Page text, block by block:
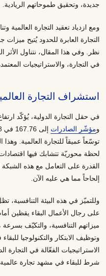
جديدة، وتحقيق طموحاتهم الريادية.
ومع ازدياد تعقيد التجارة العالمية
التجارة العابرة للحدود يُتيح
نظر. وفي هذا المقال، نتناول
في التجارة، والاستراتيجيات
استشراف التجارة
في حقل التجارة الدولية، يُؤكّد
ومؤشّر الصادرات
توسّعاً عميقاً للتجارة العالمية.
لحظة محوريّة تتشابك فيها
القدرة على التعامل مع هذه الشبكة
إلحاحاً مما هي عليه الآن.
وللتميّز في هذه البيئة التنافسية،
على رجال الأعمال البقاء يقظين
ميزاتهم التنافسية، والتكيّف
وتوظيف الابتكار والتكنولوجيا
الاستراتيجيات الفعّالة في التجارة
شرط للبقاء في مشهد تجارة